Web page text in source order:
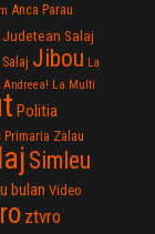
Anca Parau
Salaj
Jibou La
Andreea! La Multi
Politia
Primaria Zalau
Simleu
bulan Video
ztvro